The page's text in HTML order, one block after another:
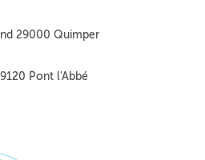
29000 Quimper
Pont l'Abbé